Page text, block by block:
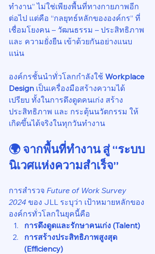
ทำงาน” ไม่ใช่เพียงพื้นที่ทางกายภาพอีก
ต่อไป แต่คือ “กลยุทธ์หลักขององค์กร” ที่
เชื่อมโยงคน – วัฒนธรรม – ประสิทธิภาพ
และ ความยั่งยืน เข้าด้วยกันอย่างแนบ
แน่น
องค์กรชั้นนำทั่วโลกกำลังใช้ Workplace
Design เป็นเครื่องมือสร้างความได้
เปรียบ ทั้งในการดึงดูดคนเก่ง สร้าง
ประสิทธิภาพ และ กระตุ้นนวัตกรรม ให้
เกิดขึ้นได้จริงในทุกวันทำงาน
🌍 จากพื้นที่ทำงาน สู่ “ระบบ
นิเวศแห่งความสำเร็จ”
การสำรวจ Future of Work Survey
2024 ของ JLL ระบุว่า เป้าหมายหลักของ
องค์กรทั่วโลกในยุคนี้คือ
การดึงดูดและรักษาคนเก่ง (Talent)
การสร้างประสิทธิภาพสูงสุด
(Efficiency)